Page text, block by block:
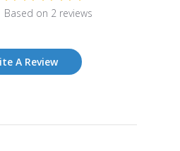
Based on 2 reviews
A Review